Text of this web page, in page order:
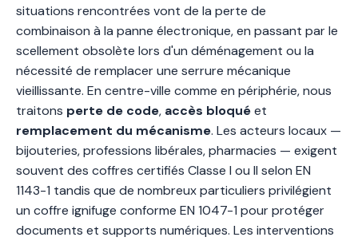
situations rencontrées vont de la perte de
combinaison à la panne électronique, en passant par le
scellement obsolète lors d'un déménagement ou la
nécessité de remplacer une serrure mécanique
vieillissante. En centre-ville comme en périphérie, nous
traitons perte de code, accès bloquéet
remplacement du mécanisme. Les acteurs locaux —
bijouteries, professions libérales, pharmacies — exigent
souvent des coffres certifiés Classe I ou II selon EN
1143-1 tandis que de nombreux particuliers privilégient
un coffre ignifuge conforme EN 1047-1 pour protéger
documents et supports numériques. Les interventions